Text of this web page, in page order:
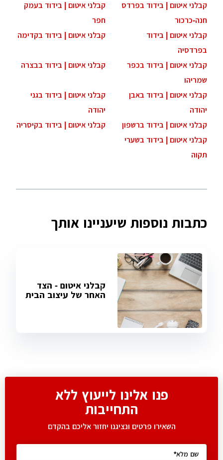
קבלני איטום | בידוד בפרדס
חנה-כרכור
קבלני איטום | בידוד בעמק
חפר
קבלני איטום | בידוד
בפרדסיה
קבלני איטום | בידוד בקדימה
קבלני איטום | בידוד בכפר
שמריהו
קבלני איטום | בידוד בבצרה
קבלני איטום | בידוד באבן
יהודה
קבלני איטום | בידוד בגני
יהודה
קבלני איטום | בידוד ברשפון
קבלני איטום | בידוד בקיסריה
קבלני איטום | בידוד בשערי
תקוה
כתבות נוספות שיעניינו אותך
קבלני איטום - הצד
האחר של עיצוב הבית
פנו אלינו לייעוץ ללא
התחייבות
השאירו פרטים ונציגנו יחזור אליכם בהקדם